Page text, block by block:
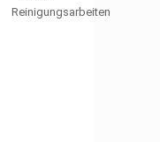
Reinigungsarbeiten